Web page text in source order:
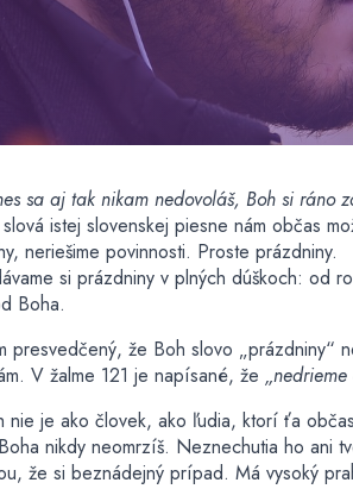
sa aj tak nikam nedovoláš, Boh si ráno
istej slovenskej piesne nám občas
neriešime povinnosti. Proste prázdniny.
si prázdniny v plných dúškoch: od
Boha.
presvedčený, že Boh slovo „prázdniny“
V žalme 121 je napísané, že
nie je ako človek, ako ľudia, ktorí ťa
nikdy neomrzíš. Neznechutia ho ani
že si beznádejný prípad. Má vysoký